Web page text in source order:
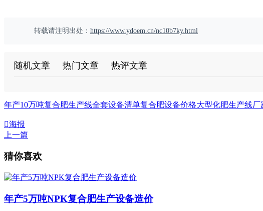
转载请注明出处： https://www.ydoem.cn/nc10b7ky.html
随机文章 热门文章 热评文章
年产10万吨复合肥生产线全套设备清单复合肥设备价格大型化肥生产线厂
海报
上一篇
猜你喜欢
年产5万吨NPK复合肥生产设备造价